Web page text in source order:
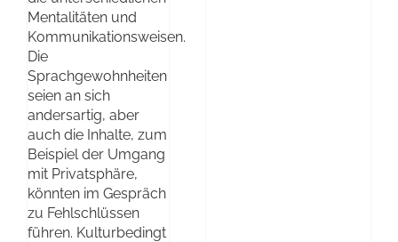
Mentalitäten und
Kommunikationsweisen.
Die
Sprachgewohnheiten
seien an sich
andersartig, aber
auch die Inhalte, zum
Beispiel der Umgang
mit Privatsphäre,
könnten im Gespräch
zu Fehlschlüssen
führen. Kulturbedingt